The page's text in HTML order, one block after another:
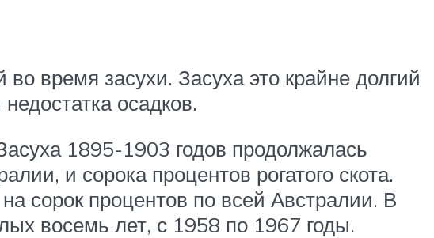
время засухи. Засуха это крайне долгий
осадков.
1895-1903 годов продолжалась
и сорока процентов рогатого скота.
сорок процентов по всей Австралии. В
восемь лет, с 1958 по 1967 годы.